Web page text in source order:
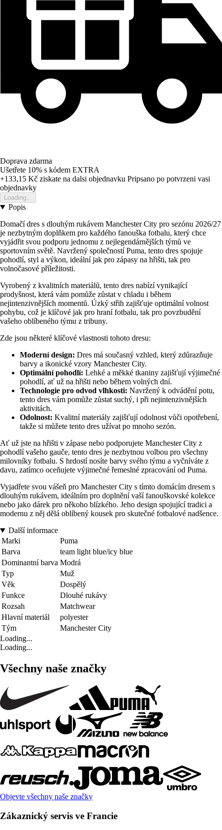
Doprava zdarma
Ušetřete 10% s kódem EXTRA
+133,15 Kč ziskate na dalsi objednavku Pripsano po potvrzeni vasi
objednavky
Loading...
Popis
Domačí dres s dlouhým rukávem Manchester City pro sezónu 2026/27
je nezbytným doplňkem pro každého fanouška fotbalu, který chce
vyjádřit svou podporu jednomu z nejlegendárnějších týmů ve
sportovním světě. Navržený společností Puma, tento dres spojuje
pohodlí, styl a výkon, ideální jak pro zápasy na hřišti, tak pro
volnočasové příležitosti.
Vyrobený z kvalitních materiálů, tento dres nabízí vynikající
prodyšnost, která vám pomůže zůstat v chladu i během
nejintenzivnějších momentů. Úzký střih zajišťuje optimální volnost
pohybu, což je klíčové jak pro hraní fotbalu, tak pro povzbudění
vašeho oblíbeného týmu z tribuny.
Zde jsou některé klíčové vlastnosti tohoto dresu:
Moderní design: Dres má současný vzhled, který zdůrazňuje
barvy a ikonické vzory Manchester City.
Optimální pohodlí: Lehké a měkké tkaniny zajišťují výjimečné
pohodlí, ať už na hřišti nebo během volných dní.
Technologie pro odvod vlhkosti: Navržený k odvádění potu,
tento dres vám pomůže zůstat suchý, i při nejintenzivnějších
aktivitách.
Odolnost: Kvalitní materiály zajišťují odolnost vůči opotřebení,
takže si můžete tento dres užívat po mnoho sezón.
Ať už jste na hřišti v zápase nebo podporujete Manchester City z
pohodlí vašeho gauče, tento dres je nezbytnou volbou pro všechny
milovníky fotbalu. S hrdostí nosíte barvy svého týmu a vyčníváte z
davu, zatímco oceňujete výjimečné řemeslné zpracování od Puma.
Vyjadřete svou vášeň pro Manchester City s tímto domácím dresem s
dlouhým rukávem, ideálním pro doplnění vaší fanouškovské kolekce
nebo jako dárek pro někoho blízkého. Jeho design spojující tradici a
modernu z něj dělá oblíbený kousek pro skutečné fotbalové nadšence.
Další informace
Marki
Puma
Barva
team light blue/icy blue
Dominantní barva Modrá
Typ
Muž
Věk
Dospělý
Funkce
Dlouhé rukávy
Rozsah
Matchwear
Hlavní materiál
polyester
Tým
Manchester City
Loading...
Loading...
Všechny naše značky
Objevte všechny naše značky
Zákaznický servis ve Francie